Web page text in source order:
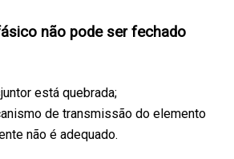
não pode ser fechado
está quebrada;
de transmissão do elemento
não é adequado.